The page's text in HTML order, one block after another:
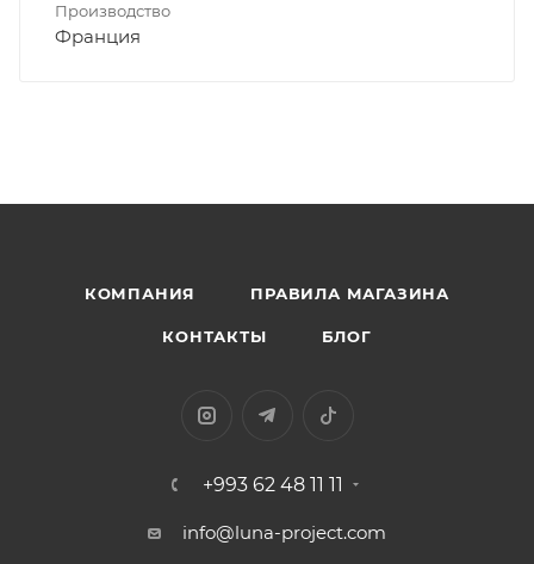
Производство
Франция
КОМПАНИЯ ПРАВИЛА МАГАЗИНА
КОНТАКТЫ БЛОГ
+993 62 48 11 11
info@luna-project.com